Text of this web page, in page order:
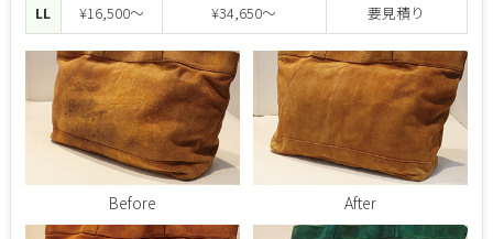
LL
¥16,500～ ¥34,650～ 要見積り
Before After